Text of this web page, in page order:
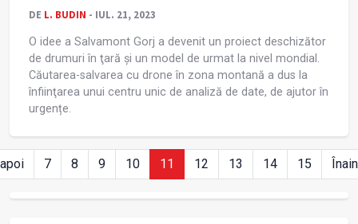
DE L. BUDIN - IUL. 21, 2023
O idee a Salvamont Gorj a devenit un proiect deschizător
de drumuri în ţară și un model de urmat la nivel mondial.
Căutarea-salvarea cu drone în zona montană a dus la
înfiinţarea unui centru unic de analiză de date, de ajutor în
urgențe.
7 8 9 10 11 12 13 14 15